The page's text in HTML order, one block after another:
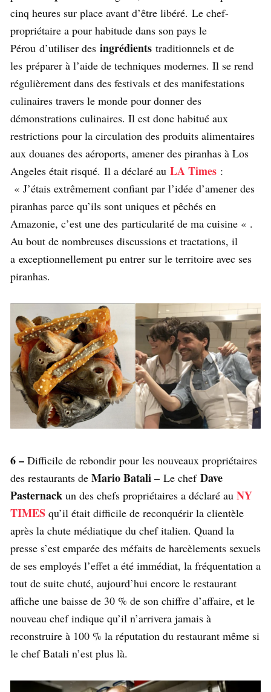
cinq heures sur place avant d’être libéré. Le chef-
propriétaire a pour habitude dans son pays le
Pérou d’utiliser des ingrédients traditionnels et de
les préparer à l’aide de techniques modernes. Il se rend
régulièrement dans des festivals et des manifestations
culinaires travers le monde pour donner des
démonstrations culinaires. Il est donc habitué aux
restrictions pour la circulation des produits alimentaires
aux douanes des aéroports, amener des piranhas à Los
Angeles était risqué. Il a déclaré au LA Times :
« J’étais extrêmement confiant par l’idée d’amener des
piranhas parce qu’ils sont uniques et pêchés en
Amazonie, c’est une des particularité de ma cuisine « .
Au bout de nombreuses discussions et tractations, il
a exceptionnellement pu entrer sur le territoire avec ses
piranhas.
6 – Difficile de rebondir pour les nouveaux propriétaires
des restaurants de Mario Batali – Le chef Dave
Pasternack un des chefs propriétaires a déclaré au NY
TIMES qu’il était difficile de reconquérir la clientèle
après la chute médiatique du chef italien. Quand la
presse s’est emparée des méfaits de harcèlements sexuels
de ses employés l’effet a été immédiat, la fréquentation a
tout de suite chuté, aujourd’hui encore le restaurant
affiche une baisse de 30 % de son chiffre d’affaire, et le
nouveau chef indique qu’il n’arrivera jamais à
reconstruire à 100 % la réputation du restaurant même si
le chef Batali n’est plus là.